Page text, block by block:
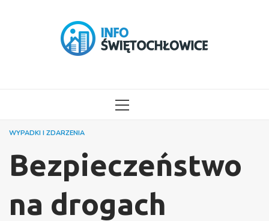
MENU
WYPADKI I ZDARZENIA
Bezpieczeństwo
na drogach